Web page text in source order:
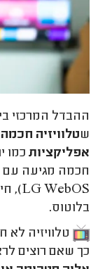
ההבדל המרכזי
שטלוויזיה
אפליקציות כמו
חכמה מגיעה עם
בלוטוס.
טלוויזיה
כך שאם רוצים